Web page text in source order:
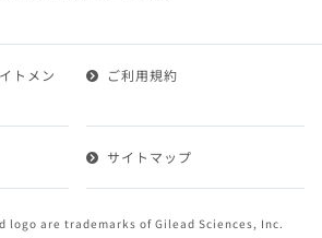
関係者の方で、本サービスの利用規約
し込みギリアドがこれを承認した方を
す。
logo are trademarks of Gilead Sciences, Inc.
トメン
ご利用規約
サイトマップ